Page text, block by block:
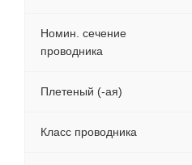
Номин. сечение
проводника
Плетеный (-ая)
Класс проводника